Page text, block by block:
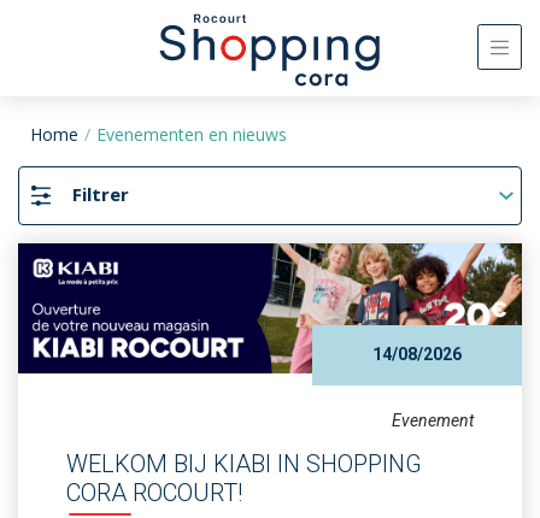
Home Evenementen en nieuws
Filtrer
14/08/2026
Evenement
WELKOM BIJ KIABI IN SHOPPING
CORA ROCOURT!